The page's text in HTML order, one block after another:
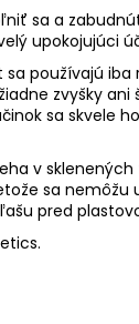
sa a
upokojujúci
používajú
zvyšky ani
sa skvele
v
sa nemôžu
pred